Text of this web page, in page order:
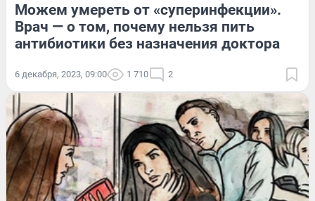
Можем умереть от «суперинфекции».
Врач — о том, почему нельзя пить
антибиотики без назначения доктора
6 декабря, 2023, 09:00 1 710 2